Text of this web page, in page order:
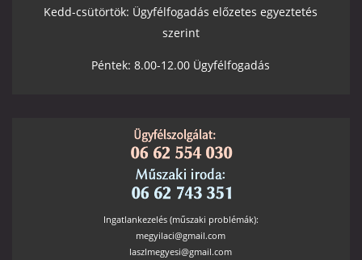
Kedd-csütörtök: Ügyfélfogadás előzetes egyeztetés
szerint
Péntek: 8.00-12.00 Ügyfélfogadás
Ingatlankezelés (műszaki problémák):
megyilaci@gmail.com
laszlmegyesi@gmail.com